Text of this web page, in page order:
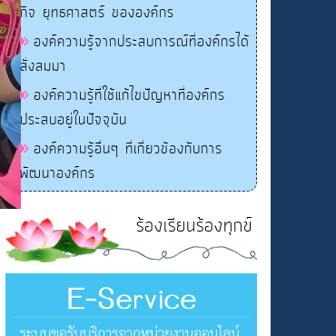
กิจ ยุทธศาสตร์ ขององค์กร
องค์ความรู้จากประสบการณ์ที่องค์กรได้
สั่งสมมา
องค์ความรู้ที่ใช้แก้ไขปัญหาที่องค์กร
ประสบอยู่ในปัจจุบัน
องค์ความรู้อื่นๆ ที่เกี่ยวข้องกับการ
พัฒนาองค์กร
ร้องเรียนร้องทุกข์